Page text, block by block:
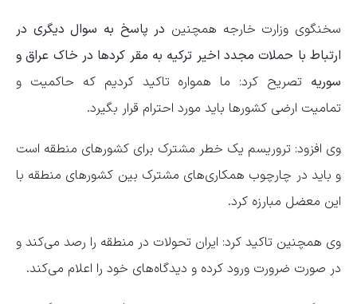
سخنگوی وزارت خارجه همچنین در پاسخ به سوال دیگری در
ارتباط با حملات مجدد اخیر ترکیه به مقر کردها در خاک عراق و
سوریه تصریح کرد: ما همواره تاکید کردیم که حاکمیت و
تمامیت ارضی کشورها باید مورد احترام قرار بگیرد.
وی افزود: تروریسم یک خطر مشترک برای کشورهای منطقه است
و باید در چارچوب همکاری‌های مشترک بین کشورهای منطقه با
این معضل مبارزه کرد.
وی همچنین تاکید کرد: ایران تحولات در منطقه را رصد می‌کند و
در صورت ضرورت ورود کرده و دیدگاه‌های خود را اعلام می‌کند.